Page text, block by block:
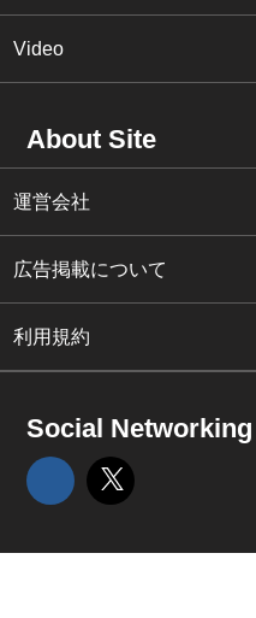
Video
About Site
運営会社
広告掲載について
利用規約
Social